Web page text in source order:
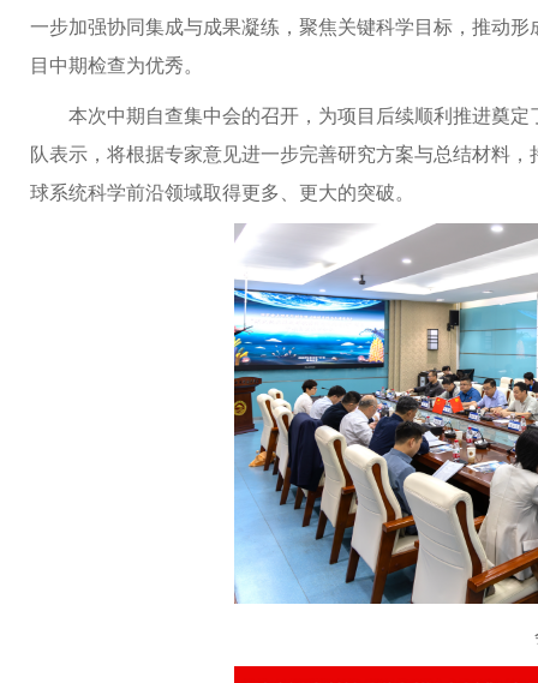
一步加强协同集成与成果凝练，聚焦关键科学目标，推动
目中期检查为优秀。
本次中期自查集中会的召开，为项目后续顺利推进奠
队表示，将根据专家意见进一步完善研究方案与总结材料
球系统科学前沿领域取得更多、更大的突破。